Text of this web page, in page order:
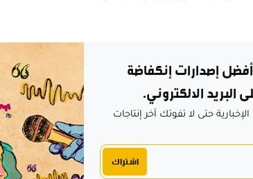
إصدارات إنكفاضة
الالكتروني.
حتى لا تفوتك آخر إنتاجات
اشتراك